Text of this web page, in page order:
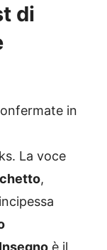
di
in
La voce
,
è il